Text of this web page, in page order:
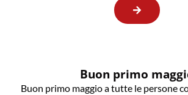
Buon primo
Buon primo maggio a tutte le persone